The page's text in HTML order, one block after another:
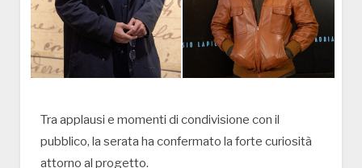
Tra applausi e momenti di condivisione con il
pubblico, la serata ha confermato la forte curiosità
attorno al progetto.